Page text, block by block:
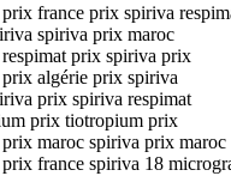
france prix spiriva
spiriva prix maroc
prix spiriva prix
algérie prix spiriva
prix spiriva respimat
prix tiotropium prix
maroc spiriva prix maroc
france spiriva 18